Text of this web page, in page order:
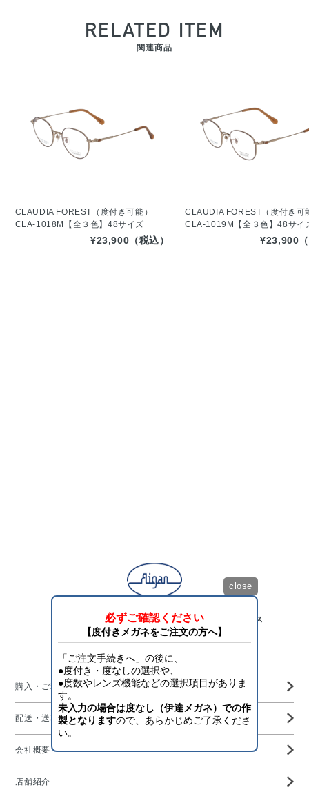
RELATED ITEM
関連商品
CLAUDIA FOREST（度付き可能）
CLA-1018M【全３色】48サイズ
¥23,900（税込）
CLAUDIA FOREST（度付き可
CLA-1019M【全３色】48サイ
¥23,900
「目を護り、将来を守る」アイスタイリング・サービス
Aigan Official Online Shop
購入・ご利用ガイド
配送・送料・決済について
会社概要
店舗紹介
close